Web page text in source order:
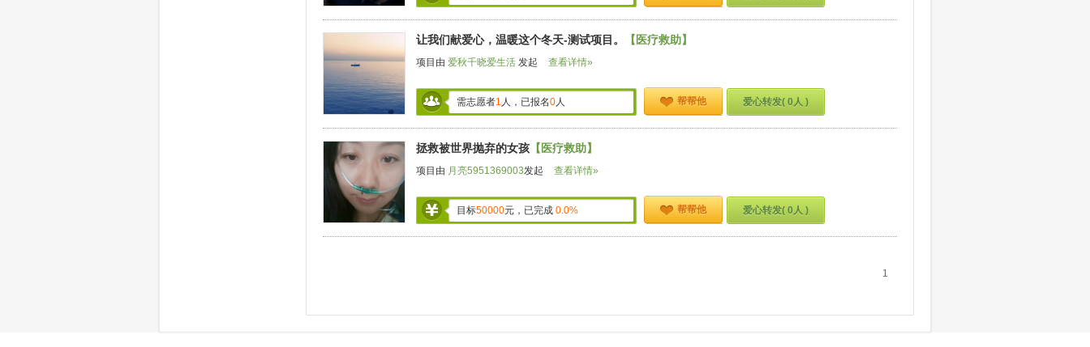
让我们献爱心，温暖这个冬天-测试项目。 【医疗救助】
项目由 爱秋千晓爱生活 发起 查看详情»
需志愿者1 人，已报名0 人 帮帮他 爱心转发( 0人 )
拯救被世界抛弃的女孩 【医疗救助】
项目由 月亮5951369003发起 查看详情»
目标50000元，已完成 0.0% 帮帮他 爱心转发( 0人 )
1